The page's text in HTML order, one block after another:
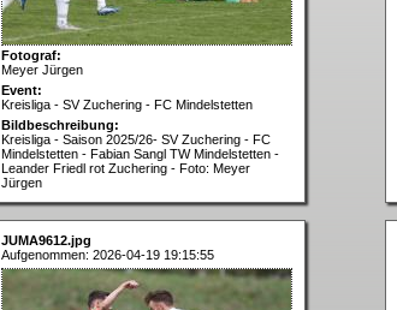
Fotograf:
Meyer Jürgen
Event:
Kreisliga - SV Zuchering - FC Mindelstetten
Bildbeschreibung:
Kreisliga - Saison 2025/26- SV Zuchering - FC
Mindelstetten - Fabian Sangl TW Mindelstetten -
Leander Friedl rot Zuchering - Foto: Meyer
Jürgen
JUMA9612.jpg
Aufgenommen: 2026-04-19 19:15:55